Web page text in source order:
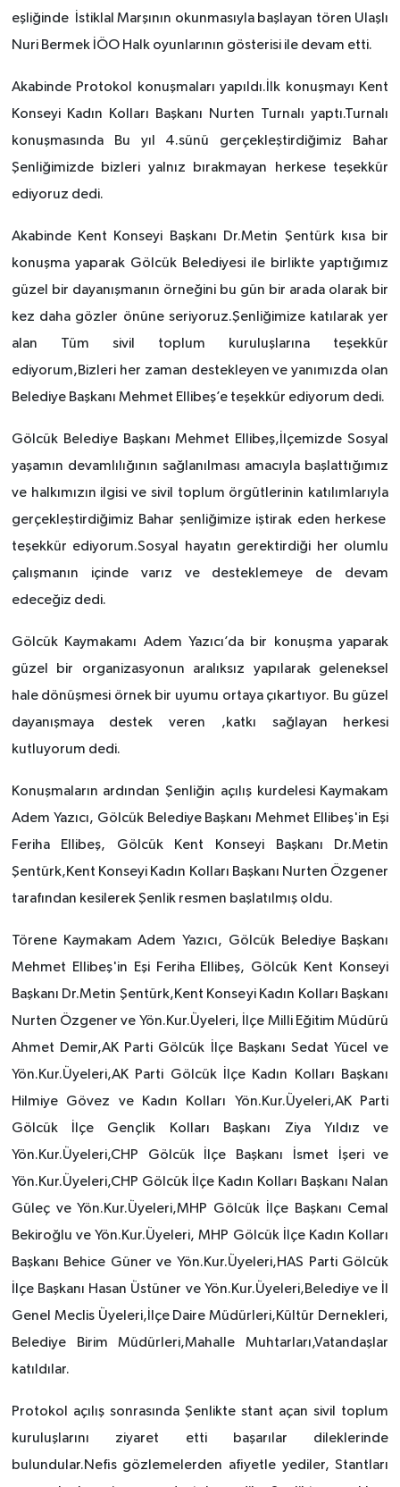
eşliğinde
İstiklal Marşının okunmasıyla başlayan tören Ulaşlı
Nuri Bermek İÖO Halk oyunlarının gösterisi ile devam etti.
Akabinde Protokol konuşmaları yapıldı.İlk konuşmayı Kent
Konseyi Kadın Kolları Başkanı Nurten Turnalı yaptı.Turnalı
konuşmasında Bu yıl 4.sünü gerçekleştirdiğimiz Bahar
Şenliğimizde bizleri yalnız bırakmayan herkese teşekkür
ediyoruz dedi.
Akabinde Kent Konseyi Başkanı Dr.Metin Şentürk kısa bir
konuşma yaparak Gölcük Belediyesi ile birlikte yaptığımız
güzel bir dayanışmanın örneğini bu gün bir arada olarak bir
kez daha gözler önüne seriyoruz.Şenliğimize katılarak yer
alan Tüm sivil toplum kuruluşlarına teşekkür
ediyorum,Bizleri her zaman destekleyen ve yanımızda olan
Belediye Başkanı Mehmet Ellibeş’e teşekkür ediyorum dedi.
Gölcük Belediye Başkanı Mehmet Ellibeş,İlçemizde Sosyal
yaşamın devamlılığının sağlanılması amacıyla başlattığımız
ve halkımızın ilgisi ve sivil toplum örgütlerinin katılımlarıyla
gerçekleştirdiğimiz Bahar şenliğimize iştirak eden herkese
teşekkür ediyorum.Sosyal hayatın gerektirdiği her olumlu
çalışmanın içinde varız ve desteklemeye de devam
edeceğiz dedi.
Gölcük Kaymakamı Adem Yazıcı’da bir konuşma yaparak
güzel bir organizasyonun aralıksız yapılarak geleneksel
hale dönüşmesi örnek bir uyumu ortaya çıkartıyor. Bu güzel
dayanışmaya destek veren ,katkı sağlayan herkesi
kutluyorum dedi.
Konuşmaların ardından Şenliğin açılış kurdelesi Kaymakam
Adem Yazıcı, Gölcük Belediye Başkanı Mehmet Ellibeş'in Eşi
Feriha Ellibeş, Gölcük Kent Konseyi Başkanı Dr.Metin
Şentürk,Kent Konseyi Kadın Kolları Başkanı Nurten Özgener
tarafından kesilerek Şenlik resmen başlatılmış oldu.
Törene Kaymakam Adem Yazıcı, Gölcük Belediye Başkanı
Mehmet Ellibeş'in Eşi Feriha Ellibeş, Gölcük Kent Konseyi
Başkanı Dr.Metin Şentürk,Kent Konseyi Kadın Kolları Başkanı
Nurten Özgener ve Yön.Kur.Üyeleri, İlçe Milli Eğitim Müdürü
Ahmet Demir,AK Parti Gölcük İlçe Başkanı Sedat Yücel ve
Yön.Kur.Üyeleri,AK Parti Gölcük İlçe Kadın Kolları Başkanı
Hilmiye Gövez ve Kadın Kolları Yön.Kur.Üyeleri,AK Parti
Gölcük İlçe Gençlik Kolları Başkanı Ziya Yıldız ve
Yön.Kur.Üyeleri,CHP Gölcük İlçe Başkanı İsmet İşeri ve
Yön.Kur.Üyeleri,CHP Gölcük İlçe Kadın Kolları Başkanı Nalan
Güleç ve Yön.Kur.Üyeleri,MHP Gölcük İlçe Başkanı Cemal
Bekiroğlu ve Yön.Kur.Üyeleri, MHP Gölcük İlçe Kadın Kolları
Başkanı Behice Güner ve Yön.Kur.Üyeleri,HAS Parti Gölcük
İlçe Başkanı Hasan Üstüner ve Yön.Kur.Üyeleri,Belediye ve İl
Genel Meclis Üyeleri,İlçe Daire Müdürleri,Kültür Dernekleri,
Belediye Birim Müdürleri,Mahalle Muhtarları,Vatandaşlar
katıldılar.
Protokol açılış sonrasında Şenlikte stant açan sivil toplum
kuruluşlarını ziyaret etti başarılar dileklerinde
bulundular.Nefis gözlemelerden afiyetle yediler, Stantları